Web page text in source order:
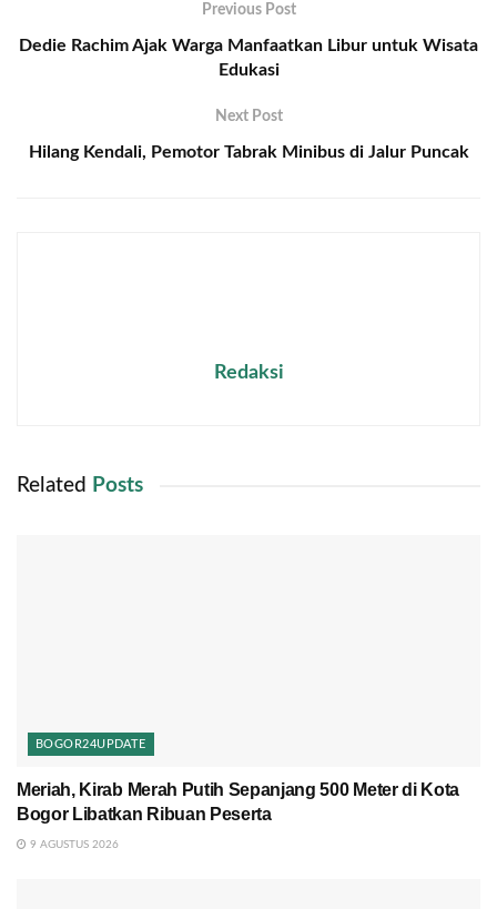
Previous Post
Dedie Rachim Ajak Warga Manfaatkan Libur untuk Wisata
Edukasi
Next Post
Hilang Kendali, Pemotor Tabrak Minibus di Jalur Puncak
Redaksi
Related Posts
BOGOR24UPDATE
Meriah, Kirab Merah Putih Sepanjang 500 Meter di Kota
Bogor Libatkan Ribuan Peserta
9 AGUSTUS 2026